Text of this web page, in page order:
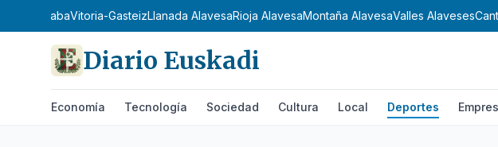
ArabaVitoria-GasteizLlanada AlavesaRioja AlavesaMontaña AlavesaValles Alaveses
Diario Euskadi
Economía Tecnología Sociedad Cultura Local Deportes